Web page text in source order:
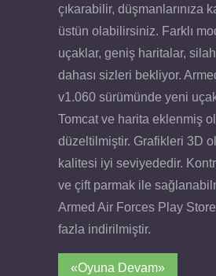
çıkarabilir, düşmanlarınıza
üstün olabilirsiniz. Farklı
uçaklar, geniş haritalar,
dahası sizleri bekliyor.
v1.060 sürümünde yeni
Tomcat ve harita eklenmiş
düzeltilmiştir. Grafikleri 3D
kalitesi iyi seviyededir.
ve çift parmak ile
Armed Air Forces Play
fazla indirilmiştir.
«Oyuna Devam»